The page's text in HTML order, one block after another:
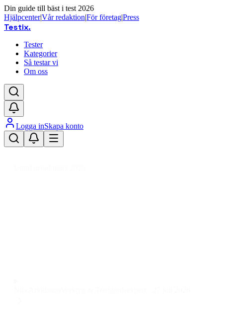
Din guide till bäst i test 2026
Hjälpcenter|Vår redaktion|För företag|Press
Testix.
Tester
Kategorier
Så testar vi
Om oss
Logga inSkapa konto